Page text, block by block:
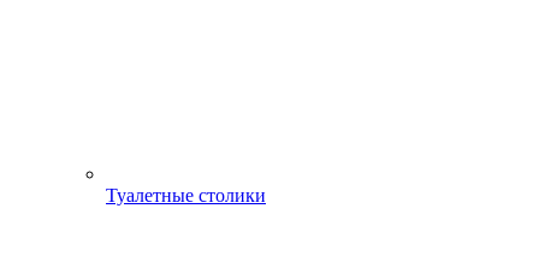
Туалетные столики